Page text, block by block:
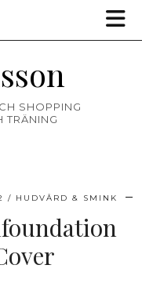
SHOPPING
TRÄNING
HUDVÅRD & SMINK